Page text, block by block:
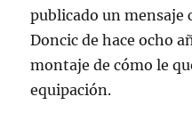
publicado un mensaje
Doncic de hace ocho
montaje de cómo le
equipación.